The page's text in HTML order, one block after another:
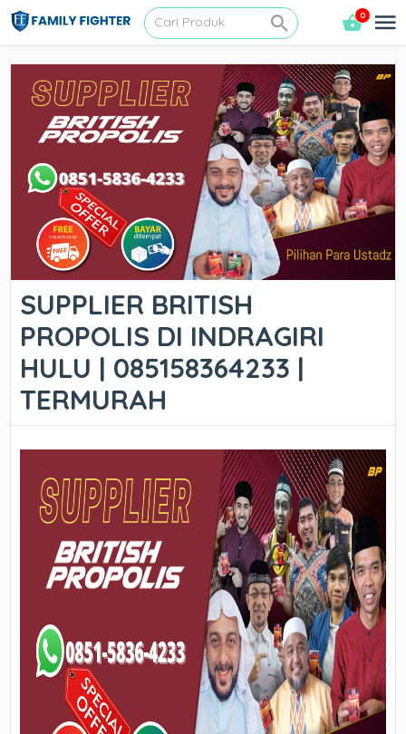
0
SUPPLIER BRITISH
PROPOLIS DI INDRAGIRI
HULU | 085158364233 |
TERMURAH